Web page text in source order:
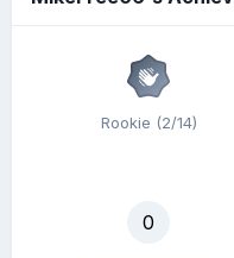
Rookie (2/14)
0